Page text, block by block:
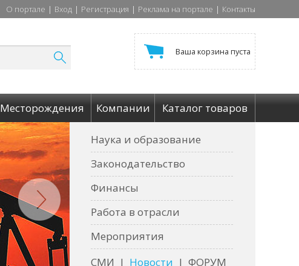
О портале | Вход | Регистрация | Реклама на портале | Контакты
Ваша корзина пуста
Месторождения Компании Каталог товаров
Наука и образование
Законодательство
Финансы
Работа в отрасли
Мероприятия
СМИ | Новости | ФОРУМ